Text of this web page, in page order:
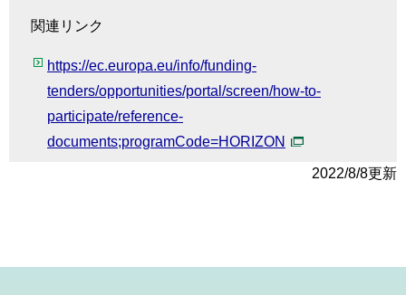
関連リンク
https://ec.europa.eu/info/funding-
tenders/opportunities/portal/screen/how-to-
participate/reference-
documents;programCode=HORIZON
2022/8/8更新